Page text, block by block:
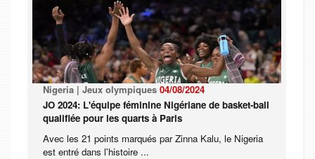
Nigeria | Jeux olympiques 04/08/2024
JO 2024: L'équipe féminine Nigériane de basket-ball
qualifiée pour les quarts à Paris
Avec les 21 points marqués par Zinna Kalu, le Nigeria
est entré dans l'histoire ...